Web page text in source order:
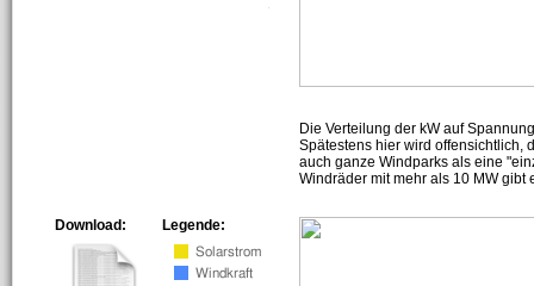
Die Verteilung der kW auf
Spätestens hier wird offensichtlich,
auch ganze Windparks als eine
Windräder mit mehr als 10 MW gibt
Legende:
Download: